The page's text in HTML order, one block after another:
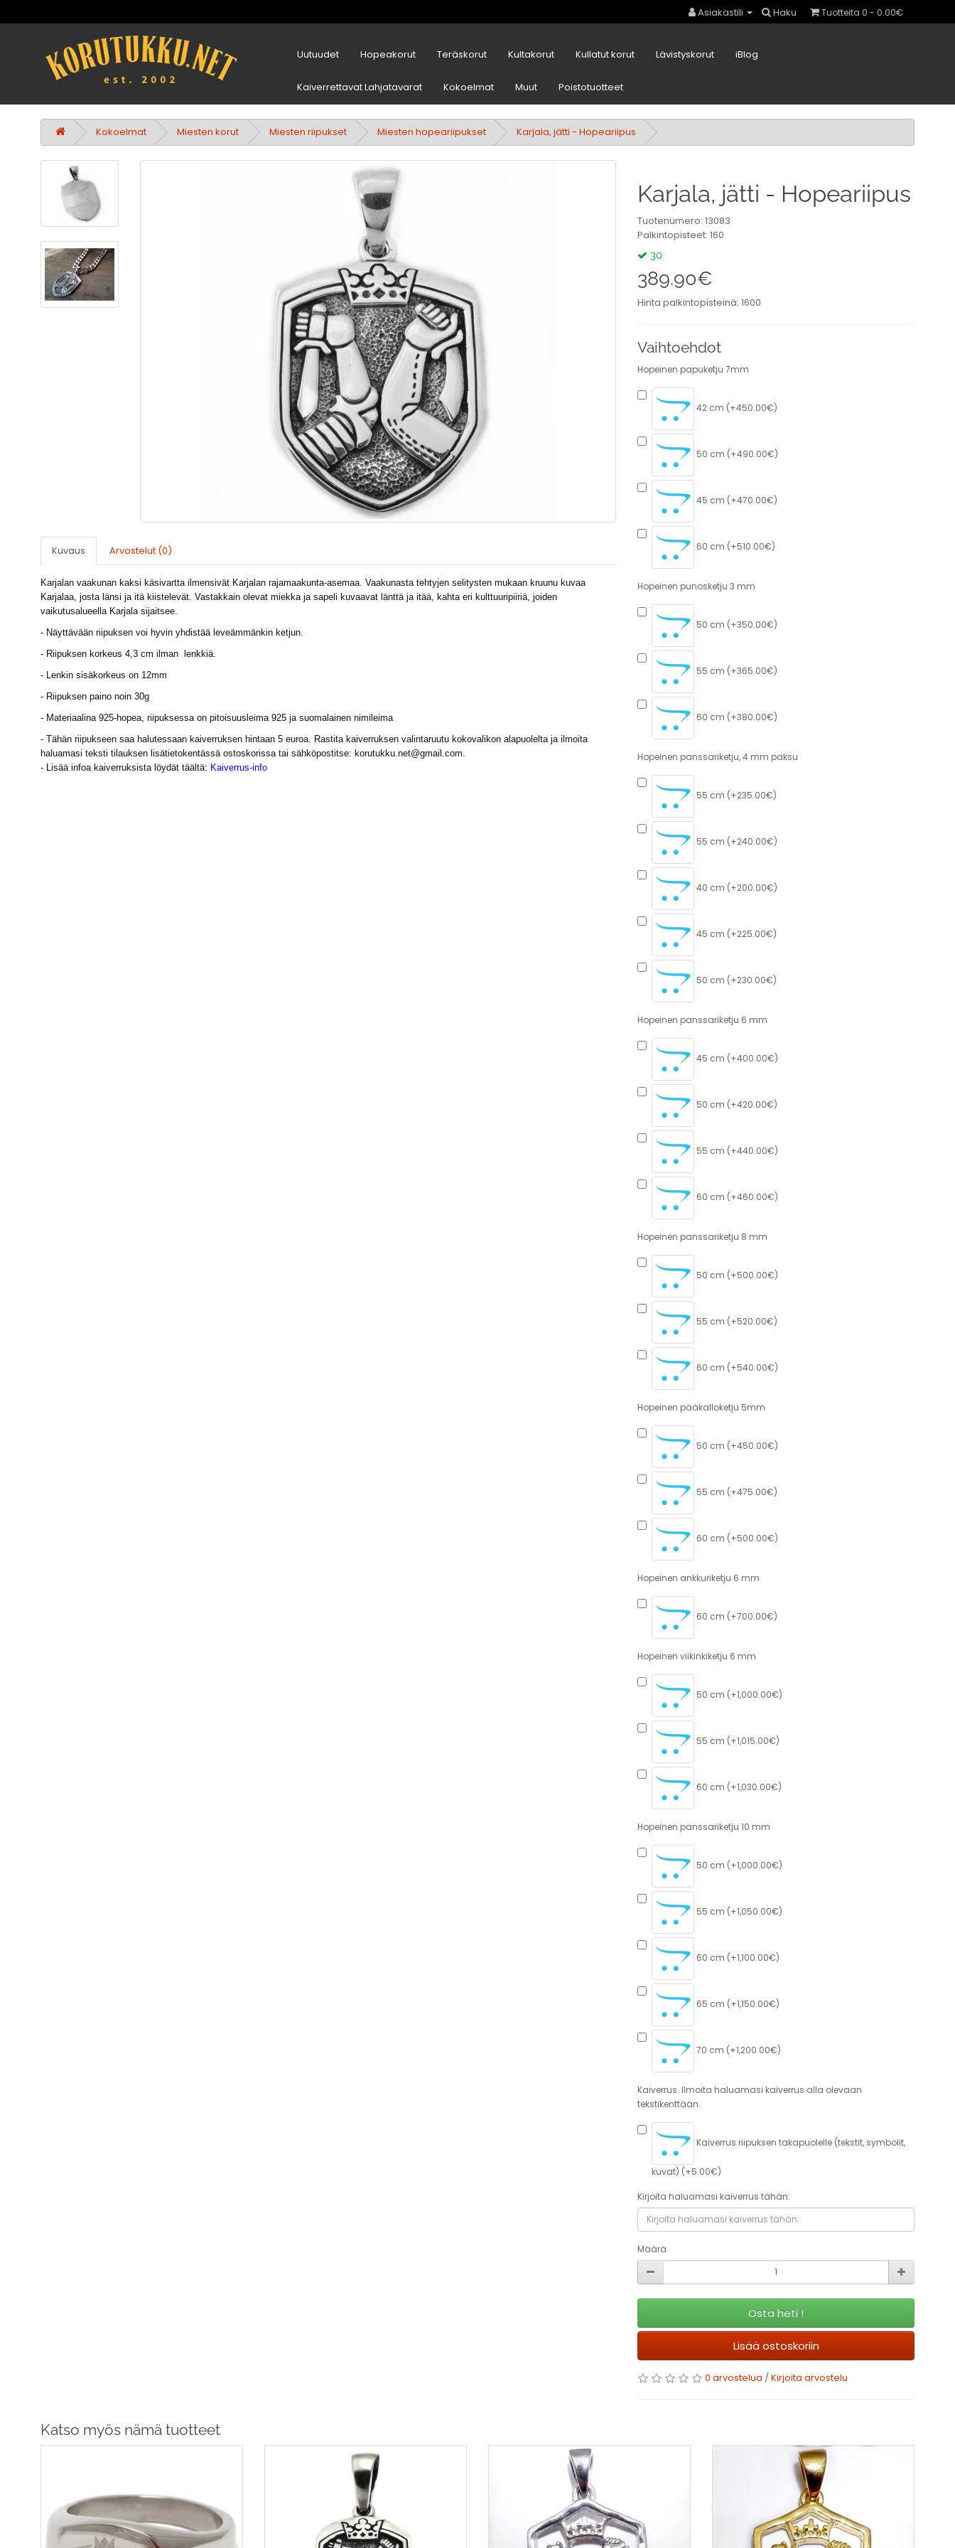
Asiakastili Haku Tuotteita 0 - 0.00€
Uutuudet Hopeakorut Teräskorut Kultakorut Kullatut korut Lävistyskorut iBlog
Kaiverrettavat Lahjatavarat Kokoelmat Muut Poistotuotteet
Kokoelmat Miesten korut Miesten riipukset Miesten hopeariipukset Karjala, jätti - Hopeariipus
Kuvaus Arvostelut (0)
Karjalan vaakunan kaksi käsivartta ilmensivät Karjalan rajamaakunta-asemaa. Vaakunasta tehtyjen selitysten mukaan kruunu kuvaa
Karjalaa, josta länsi ja itä kiistelevät. Vastakkain olevat miekka ja sapeli kuvaavat länttä ja itää, kahta eri kulttuuripiiriä, joiden
vaikutusalueella Karjala sijaitsee.
- Näyttävään riipuksen voi hyvin yhdistää leveämmänkin ketjun.
- Riipuksen korkeus 4,3 cm ilman lenkkiä.
- Lenkin sisäkorkeus on 12mm
- Riipuksen paino noin 30g
- Materiaalina 925-hopea, riipuksessa on pitoisuusleima 925 ja suomalainen nimileima
- Tähän riipukseen saa halutessaan kaiverruksen hintaan 5 euroa. Rastita kaiverruksen valintaruutu kokovalikon alapuolelta ja ilmoita
haluamasi teksti tilauksen lisätietokentässä ostoskorissa tai sähköpostitse: korutukku.net@gmail.com.
- Lisää infoa kaiverruksista löydät täältä: Kaiverrus-info
Karjala, jätti - Hopeariipus
Tuotenumero: 13083
Palkintopisteet: 160
30
389.90€
Hinta palkintopisteinä: 1600
Vaihtoehdot
Hopeinen papuketju 7mm
42 cm (+450.00€)
50 cm (+490.00€)
45 cm (+470.00€)
60 cm (+510.00€)
Hopeinen punosketju 3 mm
50 cm (+350.00€)
55 cm (+365.00€)
60 cm (+380.00€)
Hopeinen panssariketju, 4 mm paksu
55 cm (+235.00€)
55 cm (+240.00€)
40 cm (+200.00€)
45 cm (+225.00€)
50 cm (+230.00€)
Hopeinen panssariketju 6 mm
45 cm (+400.00€)
50 cm (+420.00€)
55 cm (+440.00€)
60 cm (+460.00€)
Hopeinen panssariketju 8 mm
50 cm (+500.00€)
55 cm (+520.00€)
60 cm (+540.00€)
Hopeinen pääkalloketju 5mm
50 cm (+450.00€)
55 cm (+475.00€)
60 cm (+500.00€)
Hopeinen ankkuriketju 6 mm
60 cm (+700.00€)
Hopeinen viikinkiketju 6 mm
50 cm (+1,000.00€)
55 cm (+1,015.00€)
60 cm (+1,030.00€)
Hopeinen panssariketju 10 mm
50 cm (+1,000.00€)
55 cm (+1,050.00€)
60 cm (+1,100.00€)
65 cm (+1,150.00€)
70 cm (+1,200.00€)
Kaiverrus. Ilmoita haluamasi kaiverrus alla olevaan
tekstikenttään.
Kaiverrus riipuksen takapuolelle (tekstit, symbolit,
kuvat) (+5.00€)
Kirjoita haluamasi kaiverrus tähän:
Määrä
Osta heti !
Lisää ostoskoriin
0 arvostelua / Kirjoita arvostelu
Katso myös nämä tuotteet